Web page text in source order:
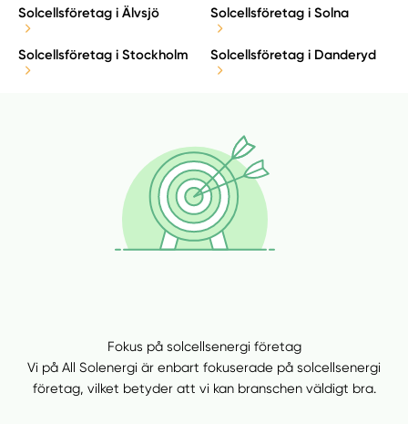
Solcellsföretag i Älvsjö Solcellsföretag i Solna
Solcellsföretag i Stockholm Solcellsföretag i Danderyd
Fokus på solcellsenergi företag
Vi på All Solenergi är enbart fokuserade på solcellsenergi
företag, vilket betyder att vi kan branschen väldigt bra.